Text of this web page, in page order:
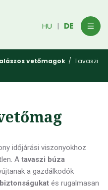
HU | DE
vetőmagok / Tavaszi
időjárási viszonyokhoz
A tavaszi búza
a gazdálkodók
és rugalmasan